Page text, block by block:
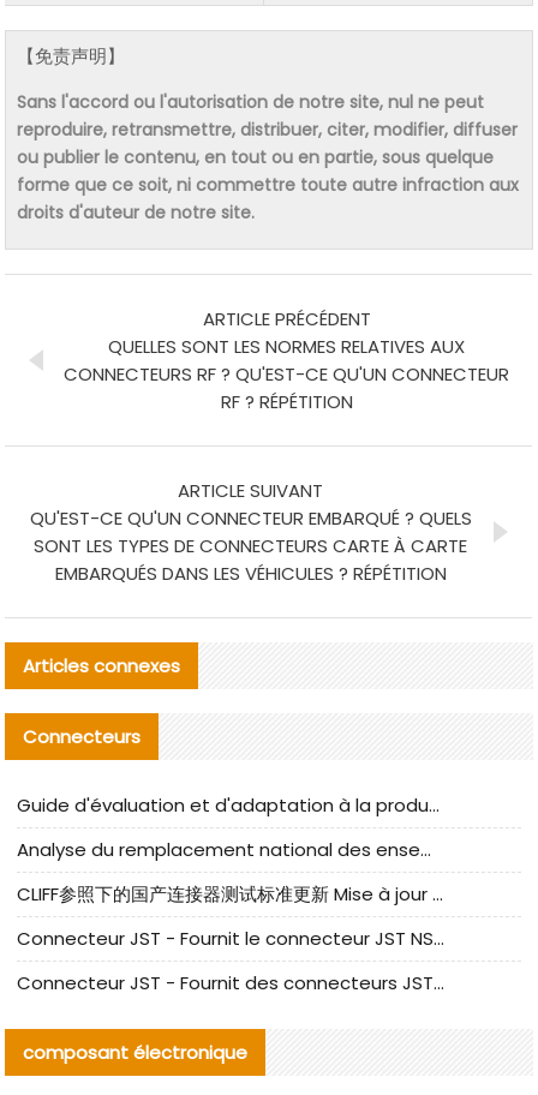
【免责声明】
Sans l'accord ou l'autorisation de notre site, nul ne peut
reproduire, retransmettre, distribuer, citer, modifier, diffuser
ou publier le contenu, en tout ou en partie, sous quelque
forme que ce soit, ni commettre toute autre infraction aux
droits d'auteur de notre site.
ARTICLE PRÉCÉDENT
QUELLES SONT LES NORMES RELATIVES AUX
CONNECTEURS RF ? QU'EST-CE QU'UN CONNECTEUR
RF ? RÉPÉTITION
ARTICLE SUIVANT
QU'EST-CE QU'UN CONNECTEUR EMBARQUÉ ? QUELS
SONT LES TYPES DE CONNECTEURS CARTE À CARTE
EMBARQUÉS DANS LES VÉHICULES ? RÉPÉTITION
Articles connexes
Connecteurs
Guide d'évaluation et d'adaptation à la production des composants de câbles nationaux CNC Tech
Analyse du remplacement national des ensembles de câbles à fréquence élevée I-PEX
CLIFF参照下的国产连接器测试标准更新 Mise à jour des normes de test des connecteurs nationaux sous la référence CLIFF
Connecteur JST - Fournit le connecteur JST NSHR-02V-S original | Équivalent
Connecteur JST - Fournit des connecteurs JST GHR-09V-S authentiques et des produits de remplacement|
composant électronique